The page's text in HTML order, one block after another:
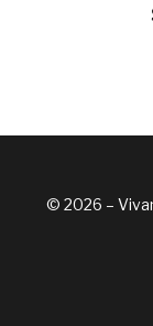
© 2026 –